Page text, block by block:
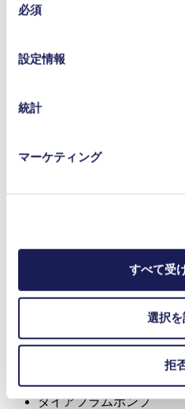
データと組み合わせる場合が
録は、ウェブサイトの末尾に
をクリックし、チェックマ
つでも取り消すことができ
保存期間の詳細については、
必須
設定情報
統計
マーケティング
すべて受
選択を
拒
流量 (最大)
到達真空度 (最大)
ポンプヘッド材料のオプション
利点
コンタミネーションフリ
メンテナンスフリー
高IP等級
ダイアフラムポンプ